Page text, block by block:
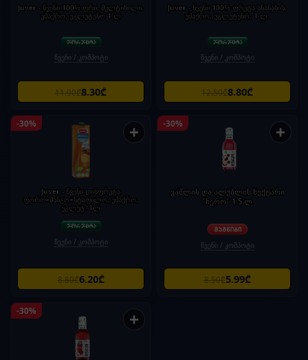
Juver - წვენი 100% ფრი, მულტიხილი,
უშაქრო, უგლუტენო 1.ლ
წვენი / კომპოტი
11.90₾8.30₾
Juver - წვენი 100% ფრუტა ანანასის,
უშაქრო, უგლუტენო, 1 ლ.
წვენი / კომპოტი
12.50₾8.80₾
-30% +
Juver - წვენი დისფრუტა
ფორთ+მანგო+სტაფილო, უშაქრო,
უგლუტ. 1ლ
წვენი / კომპოტი
8.80₾6.20₾
-30% +
ვაშლის და ალუბლის ნექტარი
"ჩერო" 1.5 ლ
წვენი / კომპოტი
8.50₾5.99₾
-30% +